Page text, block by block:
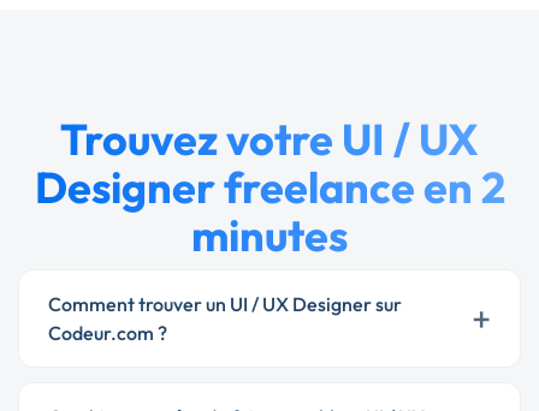
Trouvez votre UI / UX
Designer freelance en 2
minutes
Comment trouver un UI / UX Designer sur
Codeur.com ?
+